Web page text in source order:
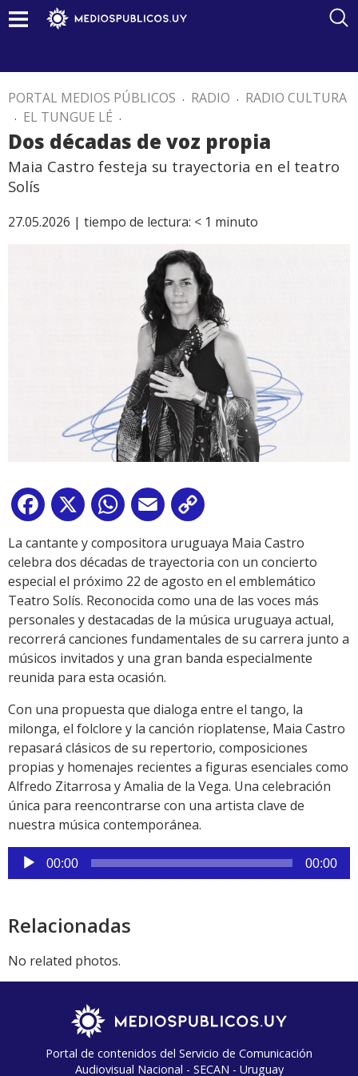
PORTAL MEDIOS PÚBLICOS . RADIO . RADIO CULTURA
. EL TUNGUE LÉ .
Dos décadas de voz propia
Maia Castro festeja su trayectoria en el teatro
Solís
27.05.2026 | tiempo de lectura: < 1 minuto
Facebook
X WhatsApp
Email
Link
La cantante y compositora uruguaya Maia Castro
celebra dos décadas de trayectoria con un concierto
especial el próximo 22 de agosto en el emblemático
Teatro Solís. Reconocida como una de las voces más
personales y destacadas de la música uruguaya actual,
recorrerá canciones fundamentales de su carrera junto a
músicos invitados y una gran banda especialmente
reunida para esta ocasión.
Con una propuesta que dialoga entre el tango, la
milonga, el folclore y la canción rioplatense, Maia Castro
repasará clásicos de su repertorio, composiciones
propias y homenajes recientes a figuras esenciales como
Alfredo Zitarrosa y Amalia de la Vega. Una celebración
única para reencontrarse con una artista clave de
nuestra música contemporánea.
Reproductor
de
00:00 00:00
Relacionadas
No related photos.
Portal de contenidos del Servicio de Comunicación
Audiovisual Nacional - SECAN - Uruguay